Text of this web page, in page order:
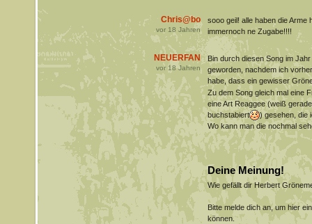
Chris@bo
vor 18 Jahren
sooo geil! alle haben die Arme
immernoch ne Zugabe!!!!
NEUERFAN
vor 18Jahren
Bin durch diesen Song im
geworden, nachdem ich
habe, dass ein gewisser
Zu dem Song gleich mal eine
eine Art Reaggee (weiß
buchstabiert
) gesehen, die
Wo kann man die nochmal
Deine Meinung!
Wie gefällt dir Herbert
Bitte melde dich an, um hier
können.